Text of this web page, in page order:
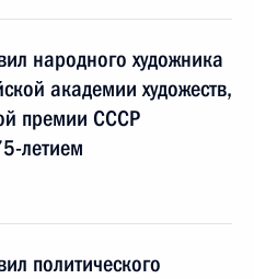
народного художника
академии художеств,
премии СССР
летием
политического